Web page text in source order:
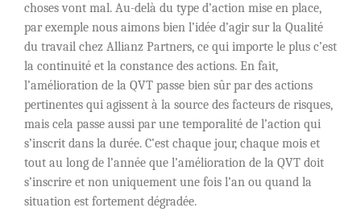
choses vont mal. Au-delà du type d’action mise en place,
par exemple nous aimons bien l’idée d’agir sur la Qualité
du travail chez Allianz Partners, ce qui importe le plus c’est
la continuité et la constance des actions. En fait,
l’amélioration de la QVT passe bien sûr par des actions
pertinentes qui agissent à la source des facteurs de risques,
mais cela passe aussi par une temporalité de l’action qui
s’inscrit dans la durée. C’est chaque jour, chaque mois et
tout au long de l’année que l’amélioration de la QVT doit
s’inscrire et non uniquement une fois l’an ou quand la
situation est fortement dégradée.